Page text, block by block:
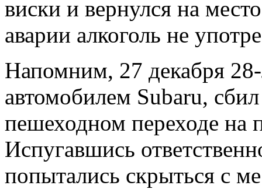
виски и вернулся на
аварии алкоголь не
Напомним, 27 декабря
автомобилем Subaru,
пешеходном переходе на
Испугавшись
попытались скрыться с